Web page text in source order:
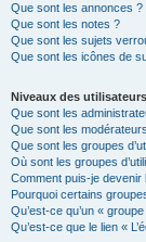
Que sont les annonces ?
Que sont les notes ?
Que sont les sujets
Que sont les icônes de
Niveaux des
Que sont les
Que sont les
Que sont les groupes
Où sont les groupes
Comment puis-je devenir
Pourquoi certains
Qu’est-ce qu’un «
Qu’est-ce que le lien «